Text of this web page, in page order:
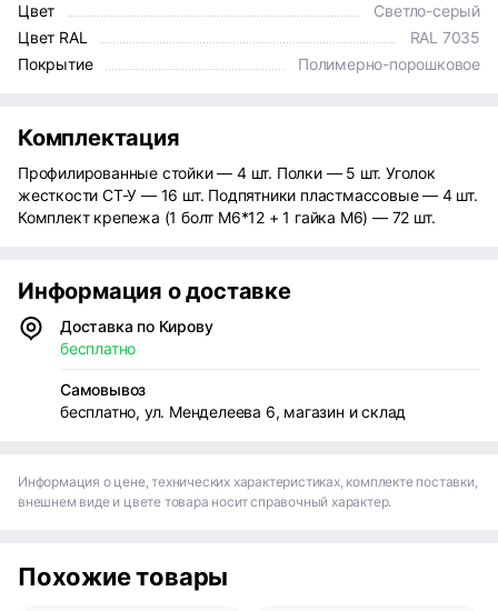
Цвет
Светло-серый
Цвет RAL
RAL 7035
Покрытие
Полимерно-порошковое
Комплектация
Профилированные стойки — 4 шт. Полки — 5 шт. Уголок
жесткости СТ-У — 16 шт. Подпятники пластмассовые — 4 шт.
Комплект крепежа (1 болт М6*12 + 1 гайка М6) — 72 шт.
Информация о доставке
Доставка по Кирову
бесплатно
Самовывоз
бесплатно, ул. Менделеева 6, магазин и склад
Информация о цене, технических характеристиках, комплекте поставки,
внешнем виде и цвете товара носит справочный характер.
Похожие товары